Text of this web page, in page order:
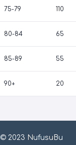
75-79 110
80-84 65
85-89 55
90+ 20
© 2023 NufusuBu